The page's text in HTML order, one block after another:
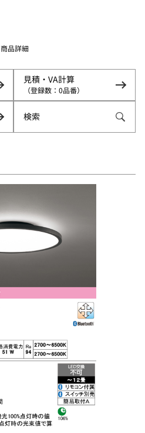
商品詳細
見積・VA計算
（登録数： 0品番）
検索